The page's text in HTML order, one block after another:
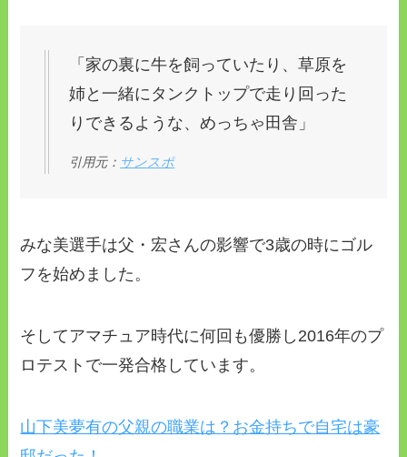
「家の裏に牛を飼っていたり、草原を
姉と一緒にタンクトップで走り回った
りできるような、めっちゃ田舎」
引用元： サンスポ
みな美選手は父・宏さんの影響で3歳の時にゴル
フを始めました。
そしてアマチュア時代に何回も優勝し2016年のプ
ロテストで一発合格しています。
山下美夢有の父親の職業は？お金持ちで自宅は豪